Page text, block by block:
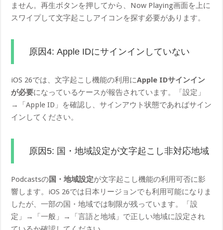
ません。再生ボタンを押してから、Now Playing画面を上に
スワイプして文字起こしアイコンを探す必要があります。
原因4: Apple IDにサインインしていない
iOS 26では、文字起こし機能の利用にApple IDサインイン
が必要になっているケースが報告されています。「設定」
→「Apple ID」を確認し、サインアウト状態であればサイン
インしてください。
原因5: 国・地域設定が文字起こし非対応地域
Podcastsの国・地域設定が文字起こし機能の利用可否に影
響します。iOS 26では日本リージョンでも利用可能になりま
したが、一部の国・地域では制限が残っています。「設
定」→「一般」→「言語と地域」で正しい地域に設定され